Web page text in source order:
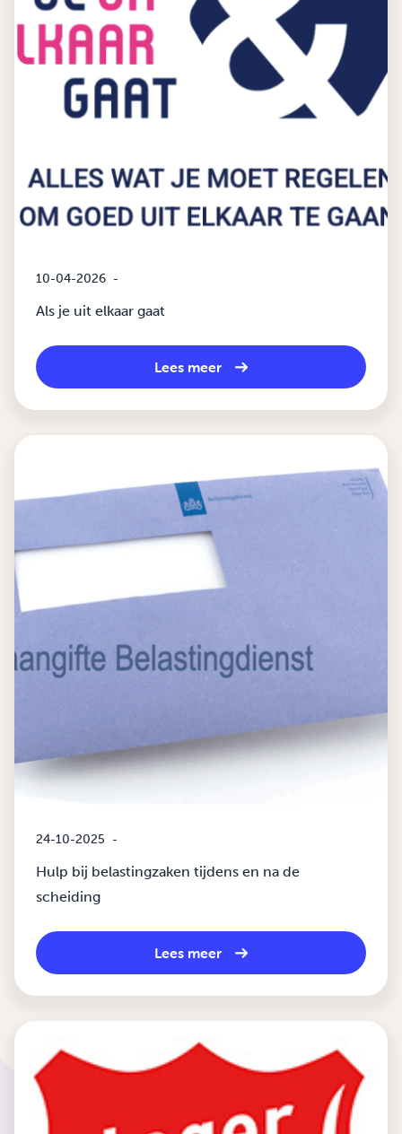
10-04-2026 -
Als je uit elkaar gaat
Lees meer
24-10-2025 -
Hulp bij belastingzaken tijdens en na de
scheiding
Lees meer